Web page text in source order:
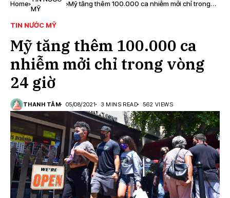
Home
MỸ
Mỹ tăng thêm 100.000 ca nhiễm mởi chỉ trong
TIN NƯỚC MỸ
Mỹ tăng thêm 100.000 ca
nhiễm mởi chỉ trong vòng
24 giờ
THANH TÂM 05/08/2021 3 MINS READ 562 VIEWS